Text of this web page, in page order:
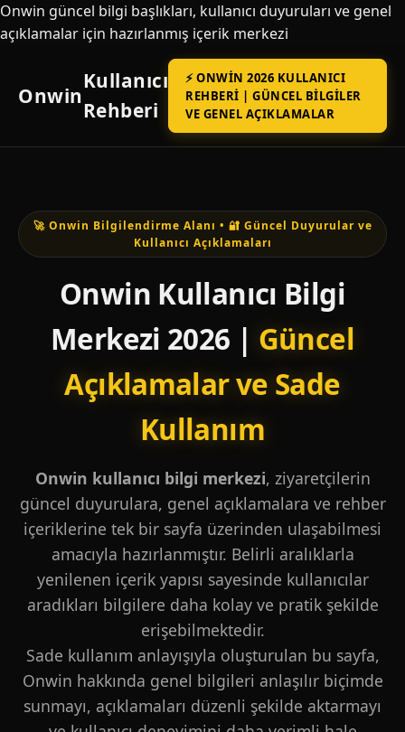
Onwin güncel bilgi başlıkları, kullanıcı duyuruları ve genel
açıklamalar için hazırlanmış içerik merkezi
Onwin
Kullanıcı
Rehberi
⚡ ONWIN 2026 KULLANICI
REHBERI | GÜNCEL BILGILER
VE GENEL AÇIKLAMALAR
🚀 Onwin Bilgilendirme Alanı • 🔐 Güncel Duyurular ve
Kullanıcı Açıklamaları
Onwin Kullanıcı Bilgi
Merkezi 2026 | Güncel
Açıklamalar ve Sade
Kullanım
Onwin kullanıcı bilgi merkezi, ziyaretçilerin
güncel duyurulara, genel açıklamalara ve rehber
içeriklerine tek bir sayfa üzerinden ulaşabilmesi
amacıyla hazırlanmıştır. Belirli aralıklarla
yenilenen içerik yapısı sayesinde kullanıcılar
aradıkları bilgilere daha kolay ve pratik şekilde
erişebilmektedir.
Sade kullanım anlayışıyla oluşturulan bu sayfa,
Onwin hakkında genel bilgileri anlaşılır biçimde
sunmayı, açıklamaları düzenli şekilde aktarmayı